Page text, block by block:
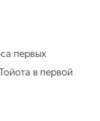
первых
в первой